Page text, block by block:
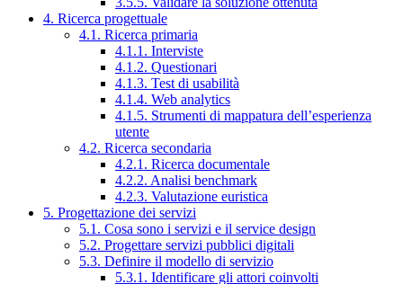
4. Ricerca progettuale
4.1. Ricerca primaria
4.1.1. Interviste
4.1.2. Questionari
4.1.3. Test di usabilità
4.1.4. Web analytics
4.1.5. Strumenti di mappatura dell’esperienza
utente
4.2. Ricerca secondaria
4.2.1. Ricerca documentale
4.2.2. Analisi benchmark
4.2.3. Valutazione euristica
5. Progettazione dei servizi
5.1. Cosa sono i servizi e il service design
5.2. Progettare servizi pubblici digitali
5.3. Definire il modello di servizio
5.3.1. Identificare gli attori coinvolti